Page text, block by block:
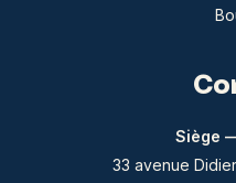
Siège
33 avenue